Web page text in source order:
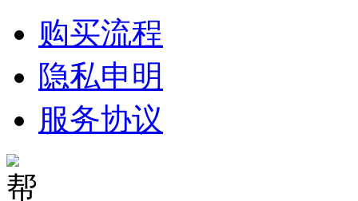
购买流程
隐私申明
服务协议